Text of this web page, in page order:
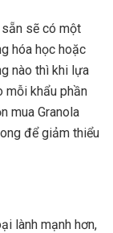
sẽ có một
hóa học hoặc
nào thì khi lựa
mỗi khẩu phần
mua Granola
để giảm thiểu
lành mạnh hơn,